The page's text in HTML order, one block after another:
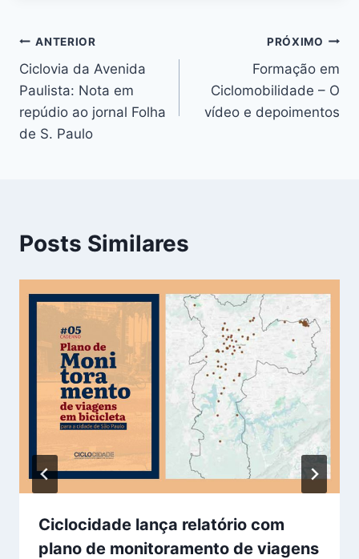
Navegação
de
Post
ANTERIOR
Ciclovia da Avenida
Paulista: Nota em
repúdio ao jornal Folha
de S. Paulo
PRÓXIMO
Formação em
Ciclomobilidade – O
vídeo e depoimentos
Posts Similares
Ciclocidade lança relatório com
plano de monitoramento de viagens